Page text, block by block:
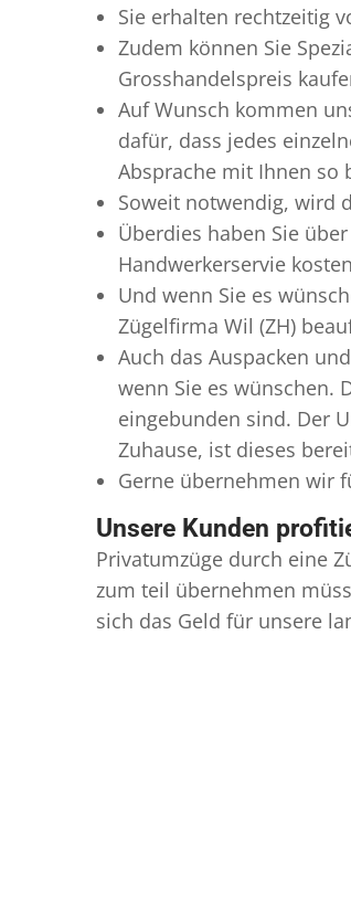
Sie erhalten rechtzeitig
Zudem können Sie
Grosshandelspreis
Auf Wunsch kommen
dafür, dass jedes
Absprache mit Ihnen so
Soweit notwendig, wird
Überdies haben Sie
Handwerkerservie
Und wenn Sie es
Zügelfirma Wil (ZH)
Auch das Auspacken
wenn Sie es wünschen.
eingebunden sind. Der
Zuhause, ist dieses
Gerne übernehmen wir
Unsere Kunden
Privatumzüge durch eine
zum teil übernehmen
sich das Geld für unsere